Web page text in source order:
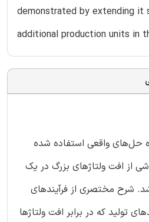
demonstrated by extending it
additional production units in
حل‌های واقعی استفاده شده
از افت ولتاژهای بزرگ در یک
شرح مختصری از فرآیندهای
تولید که در برابر افت ولتاژها